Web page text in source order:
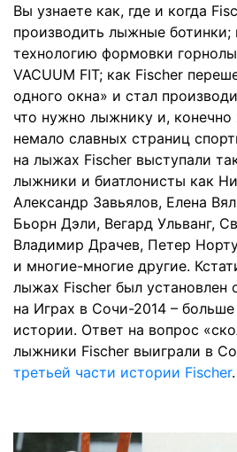
Вы узнаете как, где и когда
производить лыжные ботинки;
технологию формовки
VACUUM FIT; как Fischer
одного окна» и стал
что нужно лыжнику и, конечно
немало славных страниц
на лыжах Fischer выступали
лыжники и биатлонисты как
Александр Завьялов, Елена
Бьорн Дэли, Вегард Ульванг,
Владимир Драчев, Петер
и многие-многие другие.
лыжах Fischer был установлен
на Играх в Сочи-2014 –
истории. Ответ на вопрос
лыжники Fischer выиграли в
третьей части истории Fischer.